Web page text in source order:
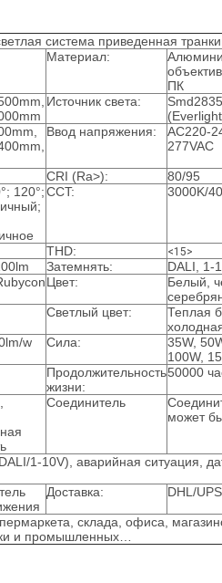
система приведенная
Материал:
ПК
Источник света:
Smd2835
Ввод напряжения:
AC220-
277VAC
CRI (Ra>):
80/95
120°;CCT: 3000K/
THD: <15>
Затемнять:
DALI, 1-
Цвет:
Белый,
Светлый цвет:
Теплая
w Сила:
35W,
100W,
Продолжительность
жизни:
50000
Соединитель
может
1-10V), аварийная ситуация,
Доставка: DHL/
склада, офиса,
и промышленных…